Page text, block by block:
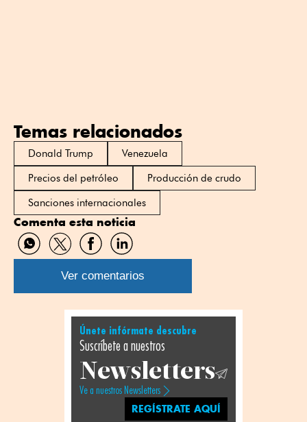
Temas relacionados
Donald Trump
Venezuela
Precios del petróleo
Producción de crudo
Sanciones internacionales
Comenta esta noticia
Compartir
por
WhatsApp
Compartir
por
Twitter
Compartir
por
Facebook
Compartir
por
Linkedin
Ver comentarios
Únete infórmate descubre
Suscríbete a nuestros
Newsletters
Ve a nuestros Newsletters
REGÍSTRATE AQUÍ